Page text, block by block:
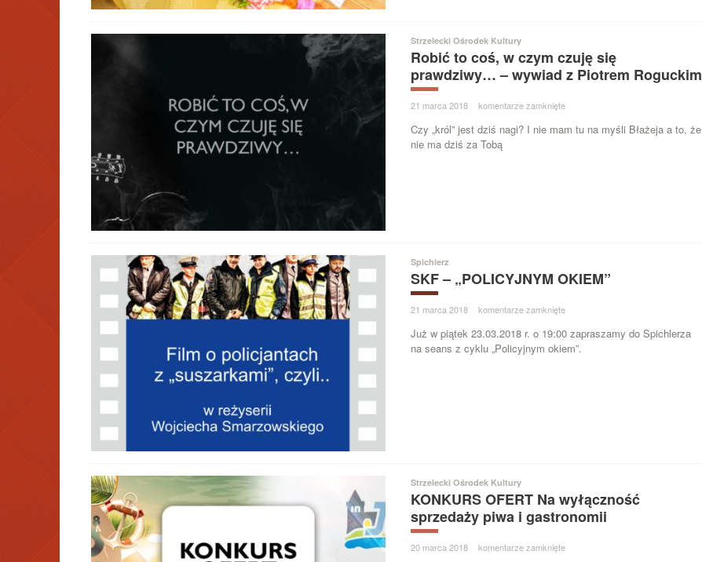
Strzelecki Ośrodek Kultury
Robić to coś, w czym czuję się
prawdziwy… – wywiad z Piotrem Roguckim
21 marca 2018 · komentarze zamknięte ·
Czy „król” jest dziś nagi? I nie mam tu na myśli Błażeja a to, że
nie ma dziś za Tobą
Spichlerz
SKF – „POLICYJNYM OKIEM”
21 marca 2018 · komentarze zamknięte ·
Już w piątek 23.03.2018 r. o 19:00 zapraszamy do Spichlerza
na seans z cyklu „Policyjnym okiem”.
Strzelecki Ośrodek Kultury
KONKURS OFERT Na wyłączność
sprzedaży piwa i gastronomii
20 marca 2018 · komentarze zamknięte ·